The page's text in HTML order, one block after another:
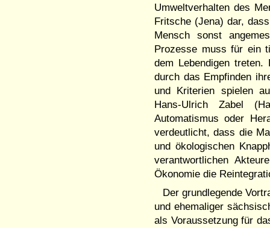
Umweltverhalten des
Fritsche (Jena) dar,
Mensch sonst
Prozesse muss für ein
dem Lebendigen
durch das Empfinden
und Kriterien spielen
Hans-Ulrich Zabel
Automatismus oder
verdeutlicht, dass die
und ökologischen
verantwortlichen
Ökonomie die
Der grundlegende
und ehemaliger
als Voraussetzung für